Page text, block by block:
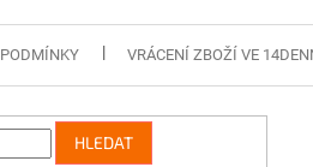
VRÁCENÍ ZBOŽÍ VE
HLEDAT